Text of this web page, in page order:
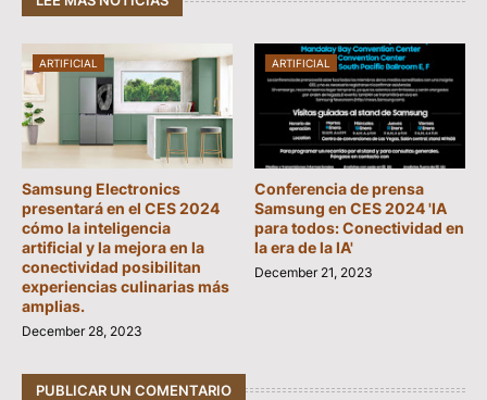
ARTIFICIAL
Samsung Electronics
presentará en el CES 2024
cómo la inteligencia
artificial y la mejora en la
conectividad posibilitan
experiencias culinarias más
amplias.
December 28, 2023
ARTIFICIAL
Conferencia de prensa
Samsung en CES 2024 'IA
para todos: Conectividad en
la era de la IA'
December 21, 2023
PUBLICAR UN COMENTARIO